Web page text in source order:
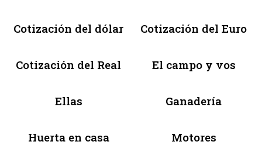
Cotización del dólar Cotización del Euro
Cotización del Real El campo y vos
Ellas Ganadería
Huerta en casa Motores